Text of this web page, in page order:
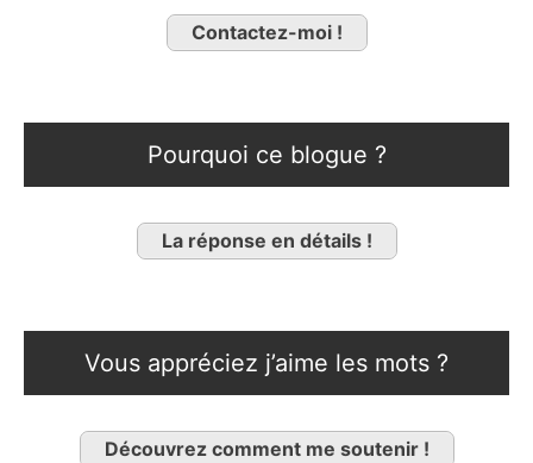
Contactez-moi !
Pourquoi ce blogue ?
La réponse en détails !
Vous appréciez j’aime les mots ?
Découvrez comment me soutenir !